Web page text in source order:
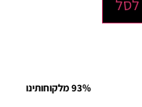
לסל
93% מלקוחותינו